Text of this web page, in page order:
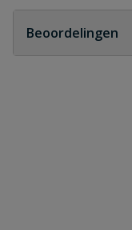
Geen vragen
Beoordelingen